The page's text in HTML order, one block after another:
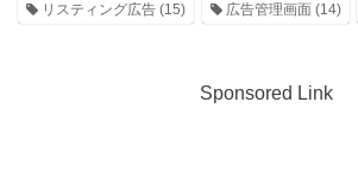
リスティング広告 (15) 広告管理画面(14)
Sponsored Link